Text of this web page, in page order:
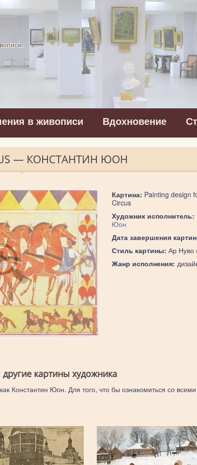
галерея
в живописи Вдохновение
— КОНСТАНТИН ЮОН
Картина: Painting design
Circus
Художник исполнитель:
Юон
Дата завершения
Стиль картины: Ар Нуво
Жанр исполнения:
картины художника
Константин Юон. Для того, что бы ознакомиться со